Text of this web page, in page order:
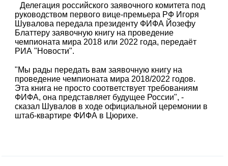
Делегация российского заявочного комитета под
руководством первого вице-премьера РФ Игоря
Шувалова передала президенту ФИФА Йозефу
Блаттеру заявочную книгу на проведение
чемпионата мира 2018 или 2022 года, передаёт
РИА "Новости".
"Мы рады передать вам заявочную книгу на
проведение чемпионата мира 2018/2022 годов.
Эта книга не просто соответствует требованиям
ФИФА, она представляет будущее России", -
сказал Шувалов в ходе официальной церемонии в
штаб-квартире ФИФА в Цюрихе.